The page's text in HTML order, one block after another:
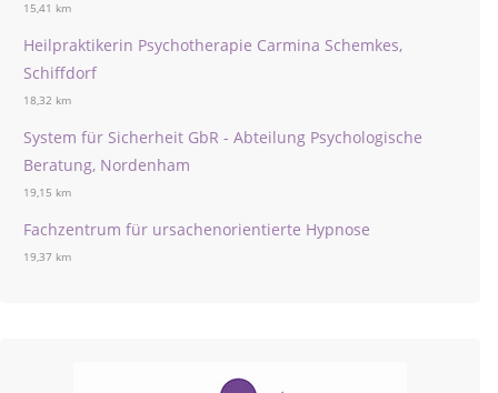
15,41 km
Heilpraktikerin Psychotherapie Carmina Schemkes,
Schiffdorf
18,32 km
System für Sicherheit GbR - Abteilung Psychologische
Beratung, Nordenham
19,15 km
Fachzentrum für ursachenorientierte Hypnose
19,37 km